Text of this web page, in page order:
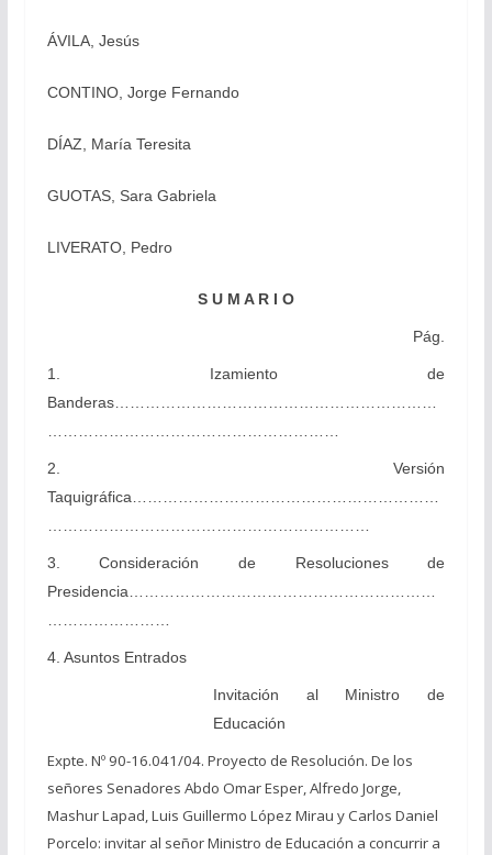
ÁVILA, Jesús
CONTINO, Jorge Fernando
DÍAZ, María Teresita
GUOTAS, Sara Gabriela
LIVERATO, Pedro
S U M A R I O
Pág.
1. Izamiento de
Banderas………………………………………………………
…………………………………………………
2. Versión
Taquigráfica……………………………………………………
………………………………………………………
3. Consideración de Resoluciones de
Presidencia……………………………………………………
……………………
4. Asuntos Entrados
Invitación al Ministro de
Educación
Expte. Nº 90-16.041/04. Proyecto de Resolución. De los
señores Senadores Abdo Omar Esper, Alfredo Jorge,
Mashur Lapad, Luis Guillermo López Mirau y Carlos Daniel
Porcelo: invitar al señor Ministro de Educación a concurrir a